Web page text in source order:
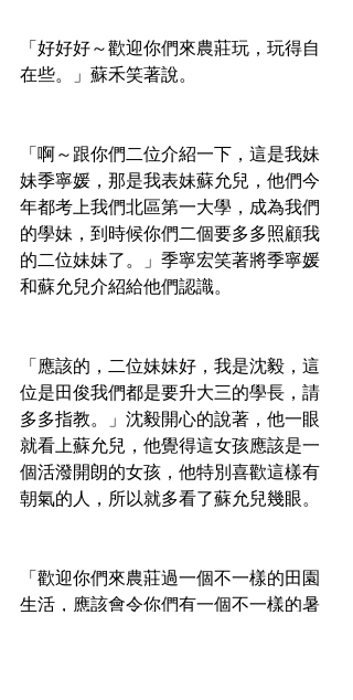
「好好好～歡迎你們來農莊玩，玩得自
在些。」蘇禾笑著說。
「啊～跟你們二位介紹一下，這是我妹
妹季寧媛，那是我表妹蘇允兒，他們今
年都考上我們北區第一大學，成為我們
的學妹，到時候你們二個要多多照顧我
的二位妹妹了。」季寧宏笑著將季寧媛
和蘇允兒介紹給他們認識。
「應該的，二位妹妹好，我是沈毅，這
位是田俊我們都是要升大三的學長，請
多多指教。」沈毅開心的說著，他一眼
就看上蘇允兒，他覺得這女孩應該是一
個活潑開朗的女孩，他特別喜歡這樣有
朝氣的人，所以就多看了蘇允兒幾眼。
「歡迎你們來農莊過一個不一樣的田園
生活，應該會令你們有一個不一樣的暑